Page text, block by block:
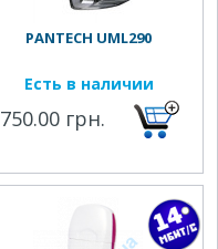
PANTECH UML290
Есть в наличии
750.00 грн.